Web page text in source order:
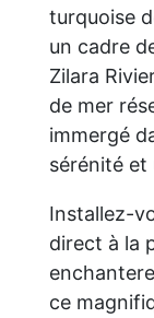
turquoise
un cadre
Zilara
de mer
immergé
sérénité et
Installez-
direct à la
ce